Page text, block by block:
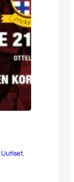
Uutiset